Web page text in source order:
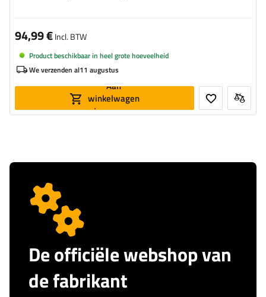
94,99 €Incl. BTW
Product beschikbaar in heel grote hoeveelheid
We verzenden al11 augustus
Aan
winkelwagen
toevoegen
De officiële webshop van
de fabrikant